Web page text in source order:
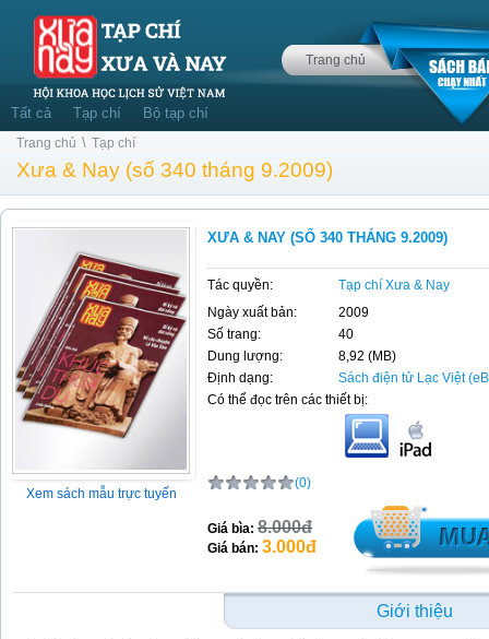
Trang chủ
Tất cả Tạp chí Bộ tạp chí
Trang chủ \ Tạp chí
Xưa & Nay (số 340 tháng 9.2009)
Xem sách mẫu trực tuyến
XƯA & NAY (SỐ 340 THÁNG 9.2009)
Tác quyền:
Tạp chí Xưa & Nay
Ngày xuất bản:
2009
Số trang:
40
Dung lượng:
8,92 (MB)
Định dạng:
Sách điện tử Lạc Việt
Có thể đọc trên các thiết bị:
(0)
Giá bìa: 8.000đ
Giá bán: 3.000đ
Giới thiệu